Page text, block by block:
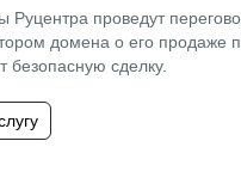
Руцентра проведут
домена о его продаже
безопасную сделку.